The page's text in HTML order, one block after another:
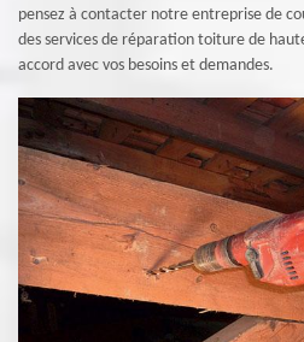
pensez à contacter notre entreprise de
des services de réparation toiture de
accord avec vos besoins et demandes.